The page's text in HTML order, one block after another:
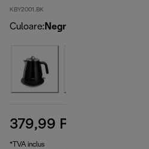
KBY2001.BK
Culoare: Negru
379,99 RON
*TVA inclus